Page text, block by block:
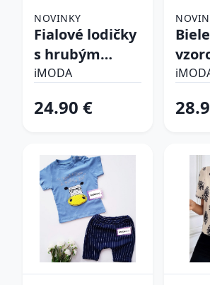
NOVINKY
Fialové lodičky
s hrubým
opätkom
iMODA
24.90 €
Biele
šaty